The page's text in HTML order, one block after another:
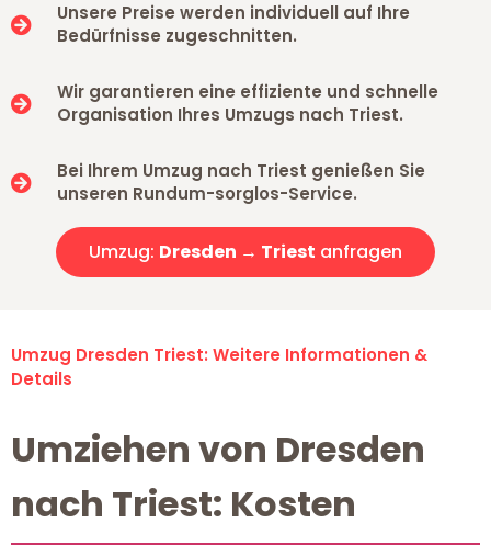
Unsere Preise werden individuell auf Ihre
Bedürfnisse zugeschnitten.
Wir garantieren eine effiziente und schnelle
Organisation Ihres Umzugs nach Triest.
Bei Ihrem Umzug nach Triest genießen Sie
unseren Rundum-sorglos-Service.
Umzug: Dresden → Triest anfragen
Umzug Dresden Triest: Weitere Informationen &
Details
Umziehen von Dresden
nach Triest: Kosten